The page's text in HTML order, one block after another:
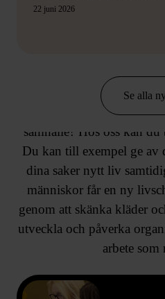
22 juni 2026
Se alla
Vill du också engagera
samhälle? Hos oss kan
Du kan till exempel ge av
dina saker nytt liv
människor får en ny
genom att skänka kläder
utveckla och påverka
arbete som